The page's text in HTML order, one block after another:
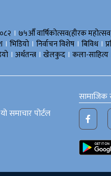
। ७५औँ वार्षिकोत्सव(हीरक
। भिडियाे । निर्वाचन विशेष । बिविध।
। अर्थतन्त्र । खेलकुद । कला-साहित्य
समाचार पोर्टल